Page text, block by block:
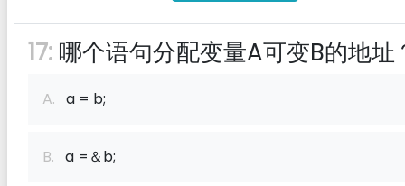
17: 哪个语句分配变量A可变B的地址
A. a = b;
B. a =＆b;